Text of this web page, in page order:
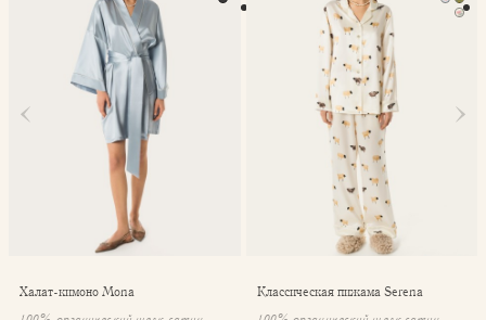
Халат-кимоно Mona Классическая пижама Serena